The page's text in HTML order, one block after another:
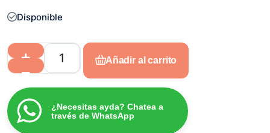
Disponible
Añadir al carrito
¿Necesitas ayda? Chatea a
través de WhatsApp